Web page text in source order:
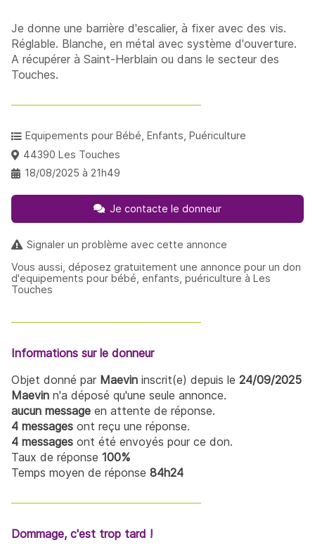
Je donne une barrière d'escalier, à fixer avec des vis.
Réglable. Blanche, en métal avec système d'ouverture.
A récupérer à Saint-Herblain ou dans le secteur des
Touches.
Equipements pour Bébé, Enfants, Puériculture
44390 Les Touches
18/08/2025 à 21h49
Je contacte le donneur
Signaler un problème avec cette annonce
Vous aussi, déposez gratuitement une annonce pour un don
d'equipements pour bébé, enfants, puériculture à Les
Touches
Informations sur le donneur
Objet donné par Maevin inscrit(e) depuis le 24/09/2025
Maevin n'a déposé qu'une seule annonce.
aucun message en attente de réponse.
4 messages ont reçu une réponse.
4 messages ont été envoyés pour ce don.
Taux de réponse 100%
Temps moyen de réponse 84h24
Dommage, c'est trop tard !